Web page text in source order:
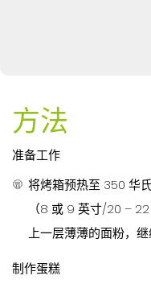
方法
准备工作
将烤箱预热至 350 华
（8 或 9 英寸/20 –
上一层薄薄的面粉，
制作蛋糕